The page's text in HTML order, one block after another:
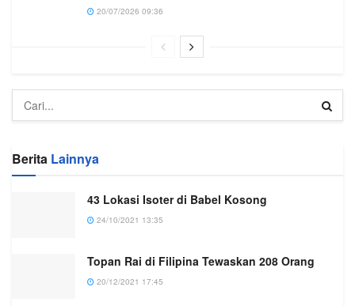
20/07/2026 09:36
Berita Lainnya
43 Lokasi Isoter di Babel Kosong
24/10/2021 13:35
Topan Rai di Filipina Tewaskan 208 Orang
20/12/2021 17:45